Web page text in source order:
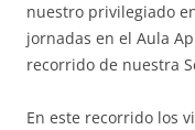
nuestro privilegiado
jornadas en el Aula
recorrido de nuestra
En este recorrido los